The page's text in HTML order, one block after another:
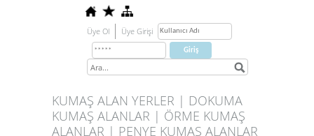
Üye Ol Üye Girişi
KUMAŞ ALAN YERLER | DOKUMA
KUMAŞ ALANLAR | ÖRME KUMAŞ
ALANLAR | PENYE KUMAŞ ALANLAR